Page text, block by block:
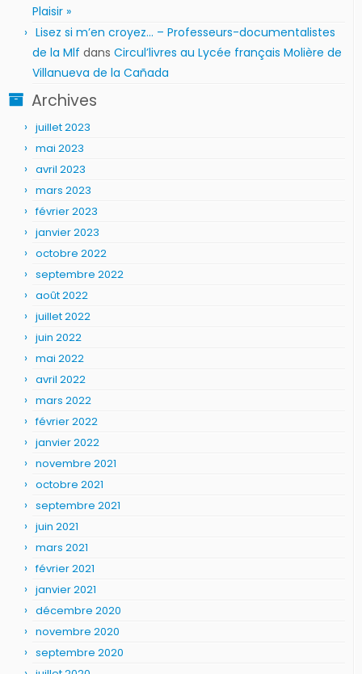
Plaisir »
Lisez si m’en croyez… – Professeurs-documentalistes
de la Mlf dans Circul’livres au Lycée français Molière de
Villanueva de la Cañada
Archives
juillet 2023
mai 2023
avril 2023
mars 2023
février 2023
janvier 2023
octobre 2022
septembre 2022
août 2022
juillet 2022
juin 2022
mai 2022
avril 2022
mars 2022
février 2022
janvier 2022
novembre 2021
octobre 2021
septembre 2021
juin 2021
mars 2021
février 2021
janvier 2021
décembre 2020
novembre 2020
septembre 2020